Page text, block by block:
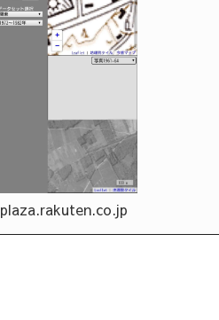
plaza.rakuten.co.jp